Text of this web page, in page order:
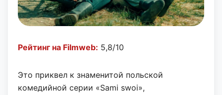
Рейтинг на Filmweb: 5,8/10
Это приквел к знаменитой польской
комедийной серии «Sami swoi»,